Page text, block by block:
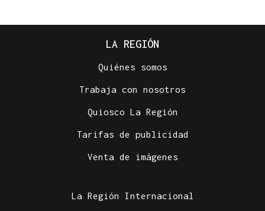
LA REGIÓN
Quiénes somos
Trabaja con nosotros
Quiosco La Región
Tarifas de publicidad
Venta de imágenes
La Región Internacional